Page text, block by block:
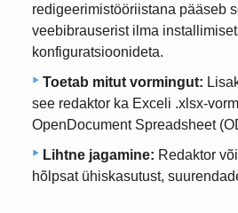
redigeerimistööriistana pääseb
veebibrauserist ilma
konfiguratsioonideta.
Toetab mitut vormingut:
see redaktor ka Exceli .xlsx-
OpenDocument Spreadsheet
Lihtne jagamine: Redaktor
hõlpsat ühiskasutust,